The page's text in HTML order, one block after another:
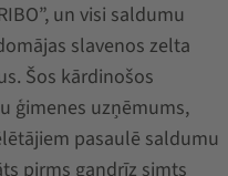
un visi saldumu
slavenos zelta
Šos kārdinošos
ģimenes uzņēmums,
pasaulē saldumu
pirms gandrīz simts